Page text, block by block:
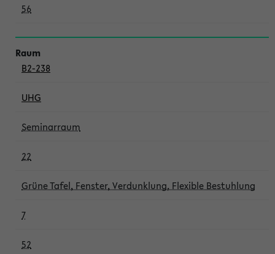
56
B2-238
UHG
Seminarraum
22
Grüne Tafel, Fenster, Verdunklung, Flexible Bestuhlung
7
52